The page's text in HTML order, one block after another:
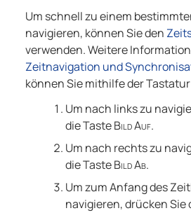
Um schnell zu einem
navigieren, können Sie den
verwenden. Weitere
Zeitnavigation und
können Sie mithilfe der
Um nach links zu
die TasteBild Auf.
Um nach rechts zu
die TasteBild Ab.
Um zum Anfang des
navigieren, drücken Sie